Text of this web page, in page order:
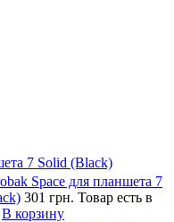
7 Solid (Black)
Space для планшета 7
301 грн. Товар есть в
В корзину